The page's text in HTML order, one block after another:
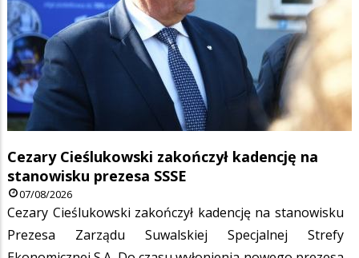
Cezary Cieślukowski zakończył kadencję na
stanowisku prezesa SSSE
07/08/2026
Cezary Cieślukowski zakończył kadencję na stanowisku
Prezesa Zarządu Suwalskiej Specjalnej Strefy